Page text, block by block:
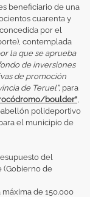
beneficiario de una
cuarenta y
por el
contemplada
la que se aprueba
de inversiones
de promoción
de Teruel”, para
boulder”
polideportivo
el municipio de
del
(Gobierno de
de 150.000